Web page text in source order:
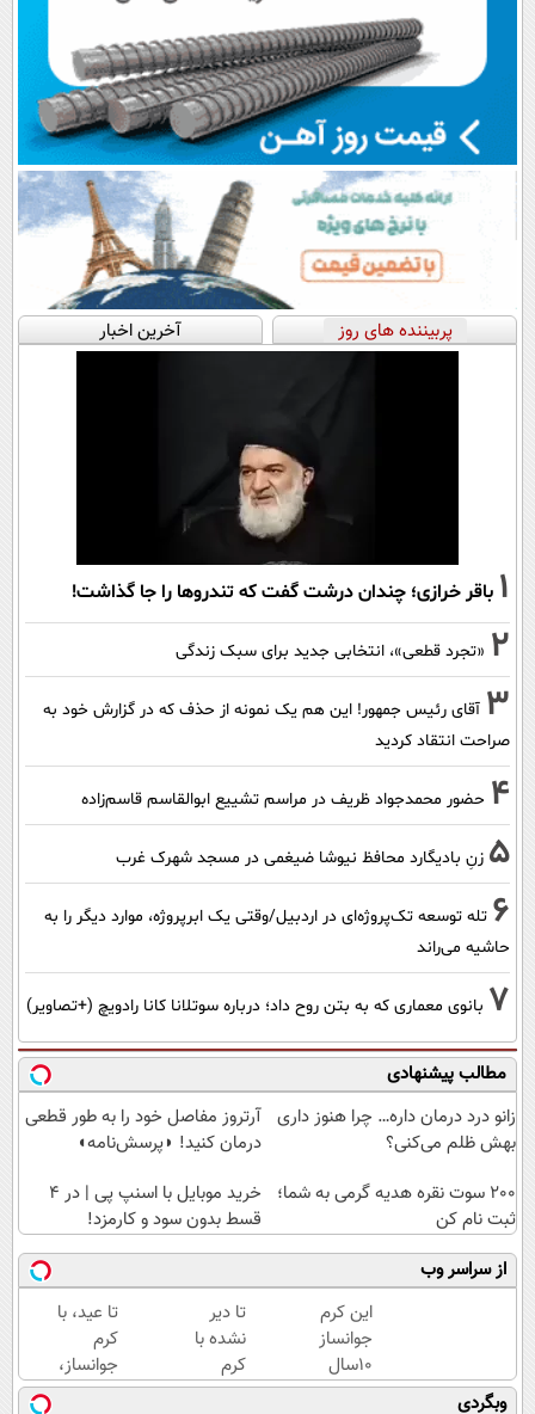
پربیننده های روز آخرین اخبار
1 باقر خرازی؛ چندان درشت گفت که تندروها را جا گذاشت!
2 «تجرد قطعی»، انتخابی جدید برای سبک زندگی
3 آقای رئیس جمهور! این هم یک نمونه از حذف که در گزارش خود به
صراحت انتقاد کردید
4 حضور محمدجواد ظریف در مراسم تشییع ابوالقاسم قاسم‌زاده
5 زنِ بادیگارد محافظ نیوشا ضیغمی در مسجد شهرک غرب
6 تله توسعه تک‌پروژه‌ای در اردبیل/وقتی یک ابرپروژه، موارد دیگر را به
حاشیه می‌راند
7 بانوی معماری که به بتن روح داد؛ درباره سوتلانا کانا رادویچ (+تصاویر)
مطالب پیشنهادی
زانو درد درمان داره… چرا هنوز داری
بهش ظلم می‌کنی؟
آرتروز مفاصل خود را به طور قطعی
درمان کنید! ◗پرسش‌نامه◖
200 سوت نقره هدیه گرمی به شما؛
ثبت نام کن
خرید موبایل با اسنپ پی | در ۴
قسط بدون سود و کارمزد!
از سراسر وب
این کرم
جوانساز
10سال
سنتو
تا دیر
نشده با
کرم
ضدچروک
تا عید، با
کرم
جوانساز،
پوستت رو
وبگردی